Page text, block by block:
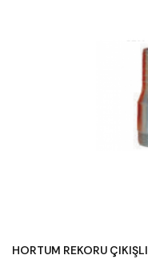
HORTUM REKORU ÇIKIŞLI